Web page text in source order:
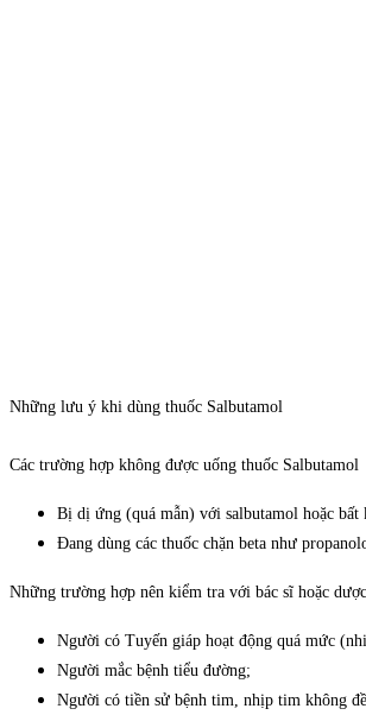
Những lưu ý khi dùng thuốc Salbutamol
Các trường hợp không được uống thuốc Salbutamol
Bị dị ứng (quá mẫn) với salbutamol hoặc
Đang dùng các thuốc chặn beta như
Những trường hợp nên kiểm tra với bác sĩ hoặc
Người có Tuyến giáp hoạt động quá mức
Người mắc bệnh tiểu đường;
Người có tiền sử bệnh tim, nhịp tim không